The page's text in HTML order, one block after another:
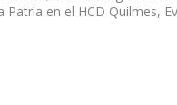
en el HCD Quilmes,